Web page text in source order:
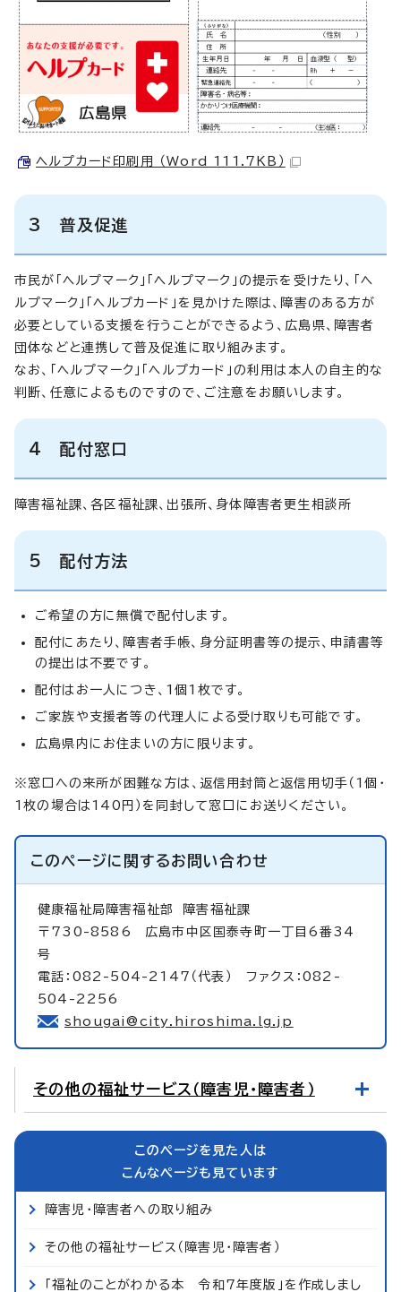
ヘルプカード印刷用 （Word 111.7KB）
3 普及促進
市民が「ヘルプマーク」「ヘルプマーク」の提示を受けたり、「ヘ
ルプマーク」「ヘルプカード」を見かけた際は、障害のある方が
必要としている支援を行うことができるよう、広島県、障害者
団体などと連携して普及促進に取り組みます。
なお、「ヘルプマーク」「ヘルプカード」の利用は本人の自主的な
判断、任意によるものですので、ご注意をお願いします。
4 配付窓口
障害福祉課、各区福祉課、出張所、身体障害者更生相談所
5 配付方法
ご希望の方に無償で配付します。
配付にあたり、障害者手帳、身分証明書等の提示、申請書等
の提出は不要です。
配付はお一人につき、1個1枚です。
ご家族や支援者等の代理人による受け取りも可能です。
広島県内にお住まいの方に限ります。
※窓口への来所が困難な方は、返信用封筒と返信用切手（1個・
1枚の場合は140円）を同封して窓口にお送りください。
このページに関するお問い合わせ
健康福祉局障害福祉部
障害福祉課
〒730-8586 広島市中区国泰寺町一丁目6番34
号
電話：082-504-2147（代表） ファクス：082-
504-2256
shougai@city.hiroshima.lg.jp
その他の福祉サービス（障害児・障害者）
このページを見た人は
こんなページも見ています
障害児・障害者への取り組み
その他の福祉サービス（障害児・障害者）
「福祉のことがわかる本 令和7年度版」を作成しまし